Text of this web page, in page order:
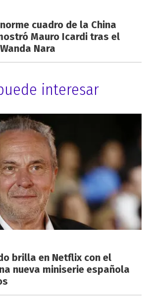
cuadro de la China
Mauro Icardi tras el
Nara
interesar
brilla en Netflix con el
nueva miniserie española